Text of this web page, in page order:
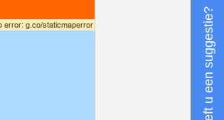
Heeft u een suggestie?